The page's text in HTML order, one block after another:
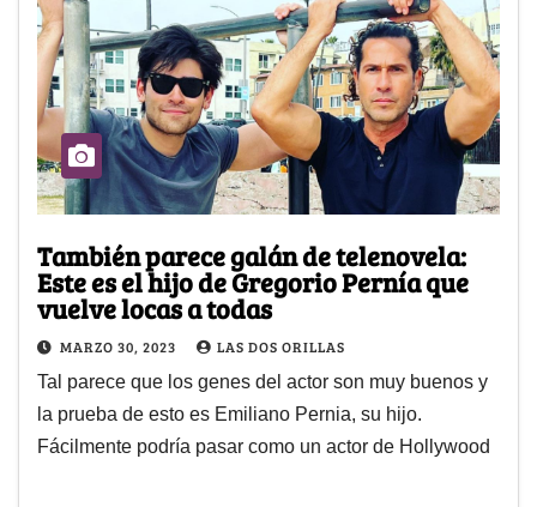
También parece galán de telenovela:
Este es el hijo de Gregorio Pernía que
vuelve locas a todas
MARZO 30, 2023 LAS DOS ORILLAS
Tal parece que los genes del actor son muy buenos y
la prueba de esto es Emiliano Pernia, su hijo.
Fácilmente podría pasar como un actor de Hollywood